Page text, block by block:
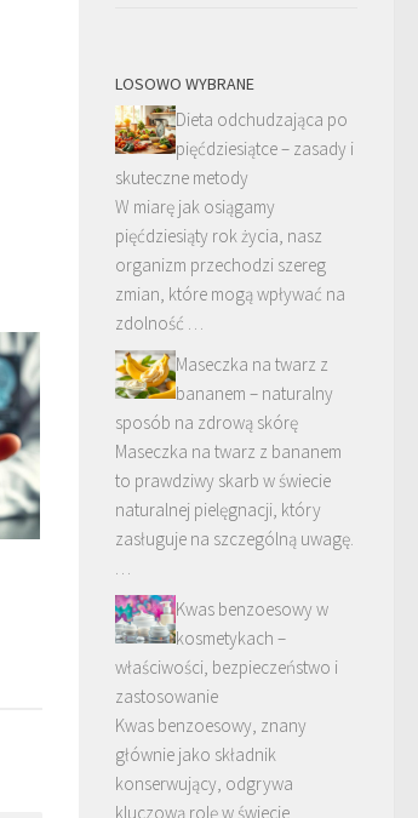
LOSOWO WYBRANE
Dieta odchudzająca po
pięćdziesiątce – zasady i
skuteczne metody
W miarę jak osiągamy
pięćdziesiąty rok życia, nasz
organizm przechodzi szereg
zmian, które mogą wpływać na
zdolność …
Maseczka na twarz z
bananem – naturalny
sposób na zdrową skórę
Maseczka na twarz z bananem
to prawdziwy skarb w świecie
naturalnej pielęgnacji, który
zasługuje na szczególną uwagę.
…
Kwas benzoesowy w
kosmetykach –
właściwości, bezpieczeństwo i
zastosowanie
Kwas benzoesowy, znany
głównie jako składnik
konserwujący, odgrywa
kluczową rolę w świecie